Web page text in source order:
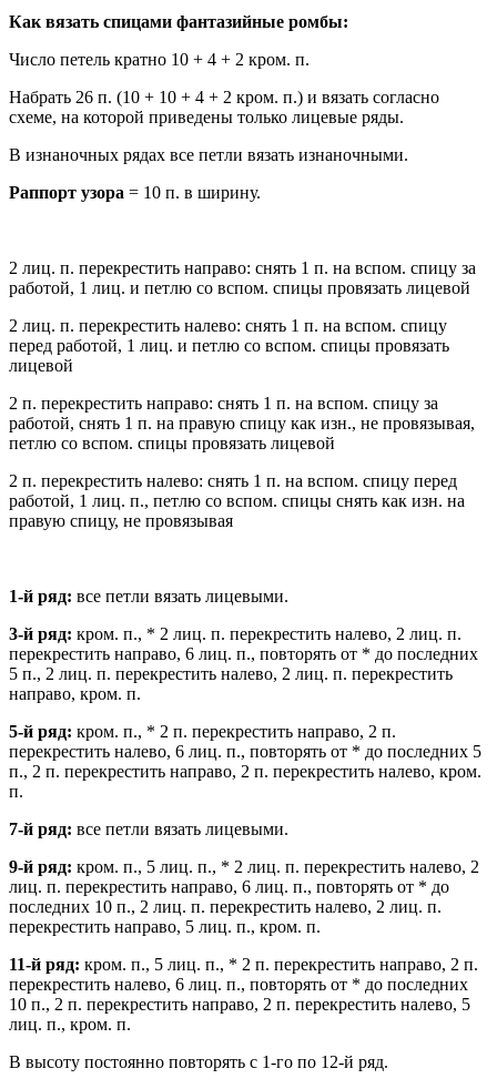
Как вязать спицами фантазийные ромбы:
Число петель кратно 10 + 4 + 2 кром. п.
Набрать 26 п. (10 + 10 + 4 + 2 кром. п.) и вязать согласно
схеме, на которой приведены только лицевые ряды.
В изнаночных рядах все петли вязать изнаночными.
Раппорт узора = 10 п. в ширину.
2 лиц. п. перекрестить направо: снять 1 п. на вспом. спицу за
работой, 1 лиц. и петлю со вспом. спицы провязать лицевой
2 лиц. п. перекрестить налево: снять 1 п. на вспом. спицу
перед работой, 1 лиц. и петлю со вспом. спицы провязать
лицевой
2 п. перекрестить направо: снять 1 п. на вспом. спицу за
работой, снять 1 п. на правую спицу как изн., не провязывая,
петлю со вспом. спицы провязать лицевой
2 п. перекрестить налево: снять 1 п. на вспом. спицу перед
работой, 1 лиц. п., петлю со вспом. спицы снять как изн. на
правую спицу, не провязывая
1-й ряд: все петли вязать лицевыми.
3-й ряд: кром. п., * 2 лиц. п. перекрестить налево, 2 лиц. п.
перекрестить направо, 6 лиц. п., повторять от * до последних
5 п., 2 лиц. п. перекрестить налево, 2 лиц. п. перекрестить
направо, кром. п.
5-й ряд: кром. п., * 2 п. перекрестить направо, 2 п.
перекрестить налево, 6 лиц. п., повторять от * до последних 5
п., 2 п. перекрестить направо, 2 п. перекрестить налево, кром.
п.
7-й ряд: все петли вязать лицевыми.
9-й ряд: кром. п., 5 лиц. п., * 2 лиц. п. перекрестить налево, 2
лиц. п. перекрестить направо, 6 лиц. п., повторять от * до
последних 10 п., 2 лиц. п. перекрестить налево, 2 лиц. п.
перекрестить направо, 5 лиц. п., кром. п.
11-й ряд: кром. п., 5 лиц. п., * 2 п. перекрестить направо, 2 п.
перекрестить налево, 6 лиц. п., повторять от * до последних
10 п., 2 п. перекрестить направо, 2 п. перекрестить налево, 5
лиц. п., кром. п.
В высоту постоянно повторять с 1-го по 12-й ряд.